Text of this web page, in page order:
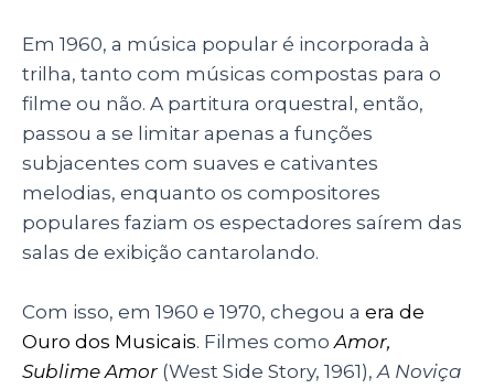
Em 1960, a música popular é incorporada à
trilha, tanto com músicas compostas para o
filme ou não. A partitura orquestral, então,
passou a se limitar apenas a funções
subjacentes com suaves e cativantes
melodias, enquanto os compositores
populares faziam os espectadores saírem das
salas de exibição cantarolando.
Com isso, em 1960 e 1970, chegou a era de
Ouro dos Musicais. Filmes comoAmor,
Sublime Amor (West Side Story, 1961), A Noviça